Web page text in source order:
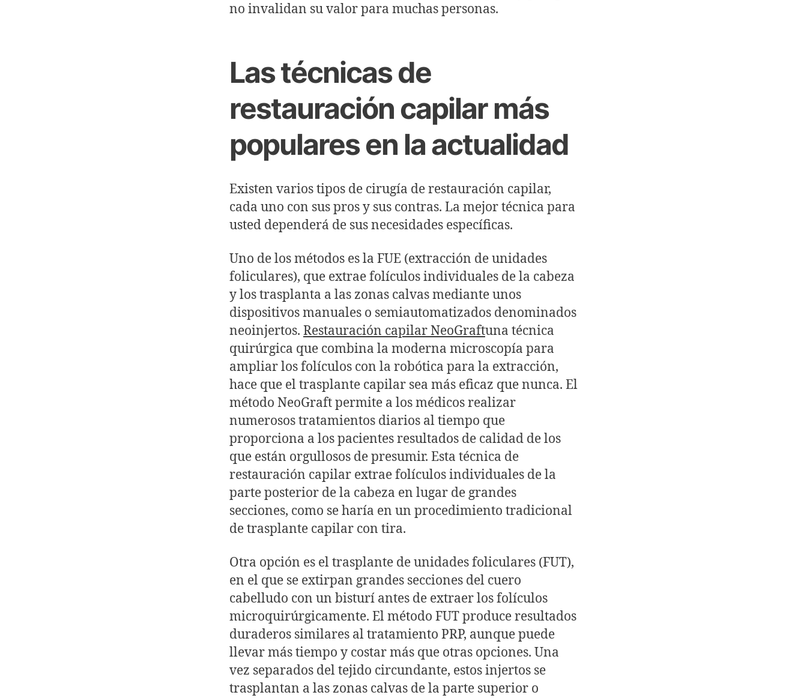
no invalidan su valor para muchas personas.
Las técnicas de
restauración capilar más
populares en la actualidad
Existen varios tipos de cirugía de restauración capilar,
cada uno con sus pros y sus contras. La mejor técnica para
usted dependerá de sus necesidades específicas.
Uno de los métodos es la FUE (extracción de unidades
foliculares), que extrae folículos individuales de la cabeza
y los trasplanta a las zonas calvas mediante unos
dispositivos manuales o semiautomatizados denominados
neoinjertos. Restauración capilar NeoGraftuna técnica
quirúrgica que combina la moderna microscopía para
ampliar los folículos con la robótica para la extracción,
hace que el trasplante capilar sea más eficaz que nunca. El
método NeoGraft permite a los médicos realizar
numerosos tratamientos diarios al tiempo que
proporciona a los pacientes resultados de calidad de los
que están orgullosos de presumir. Esta técnica de
restauración capilar extrae folículos individuales de la
parte posterior de la cabeza en lugar de grandes
secciones, como se haría en un procedimiento tradicional
de trasplante capilar con tira.
Otra opción es el trasplante de unidades foliculares (FUT),
en el que se extirpan grandes secciones del cuero
cabelludo con un bisturí antes de extraer los folículos
microquirúrgicamente. El método FUT produce resultados
duraderos similares al tratamiento PRP, aunque puede
llevar más tiempo y costar más que otras opciones. Una
vez separados del tejido circundante, estos injertos se
trasplantan a las zonas calvas de la parte superior o